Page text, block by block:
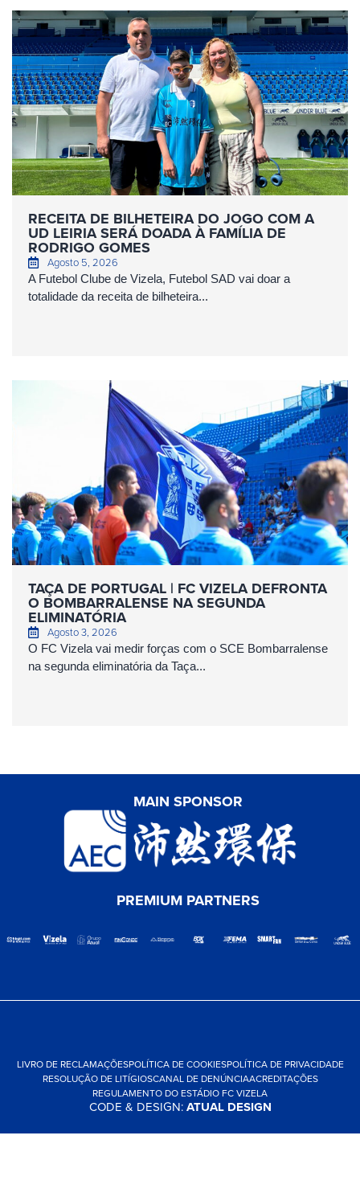
RECEITA DE BILHETEIRA DO JOGO COM A
UD LEIRIA SERÁ DOADA À FAMÍLIA DE
RODRIGO GOMES
Agosto 5, 2026
A Futebol Clube de Vizela, Futebol SAD vai doar a
totalidade da receita de bilheteira...
TAÇA DE PORTUGAL | FC VIZELA DEFRONTA
O BOMBARRALENSE NA SEGUNDA
ELIMINATÓRIA
Agosto 3, 2026
O FC Vizela vai medir forças com o SCE Bombarralense
na segunda eliminatória da Taça...
MAIN SPONSOR
PREMIUM PARTNERS
LIVRO DE RECLAMAÇÕESPOLÍTICA DE COOKIESPOLÍTICA DE PRIVACIDADE
RESOLUÇÃO DE LITÍGIOSCANAL DE DENÚNCIAACREDITAÇÕES
REGULAMENTO DO ESTÁDIO FC VIZELA
CODE & DESIGN:ATUAL DESIGN